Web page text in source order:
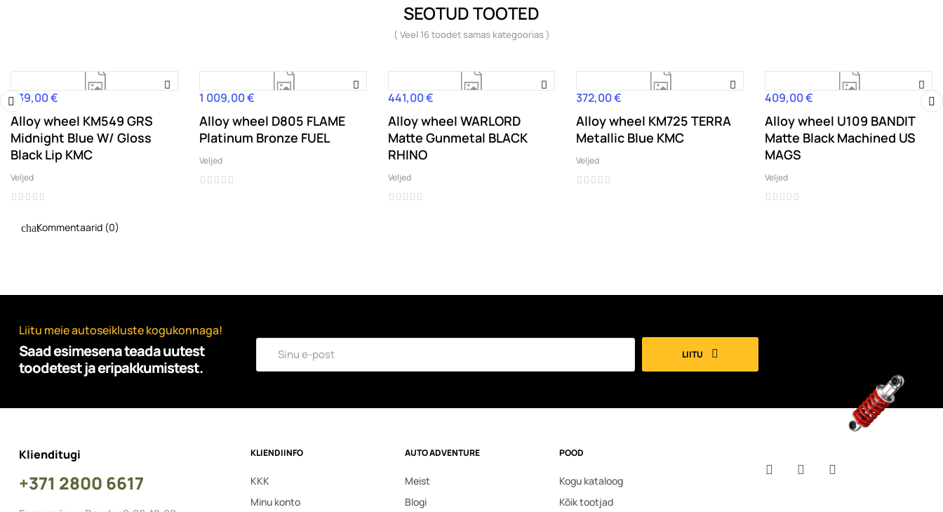
SEOTUD TOOTED
( Veel 16 toodet samas kategoorias )
Hind
439,00 €
Alloy wheel KM549 GRS
Midnight Blue W/ Gloss
Black Lip KMC
Veljed
Hind
1 009,00 €
Alloy wheel D805 FLAME
Platinum Bronze FUEL
Veljed
Hind
441,00 €
Alloy wheel WARLORD
Matte Gunmetal BLACK
RHINO
Veljed
Hind
372,00 €
Alloy wheel KM725 TERRA
Metallic Blue KMC
Veljed
Hind
409,00 €
Alloy wheel U109 BANDIT
Matte Black Machined US
MAGS
Veljed
‹
Kommentaarid (0)
Liitu meie autoseikluste kogukonnaga!
Saad esimesena teada uutest
toodetest ja eripakkumistest.
LIITU
Klienditugi
+371 2800 6617
KLIENDIINFO
KKK
Minu konto
AUTO ADVENTURE
Meist
Blogi
POOD
Kogu kataloog
Kõik tootjad
FacebookYouTube